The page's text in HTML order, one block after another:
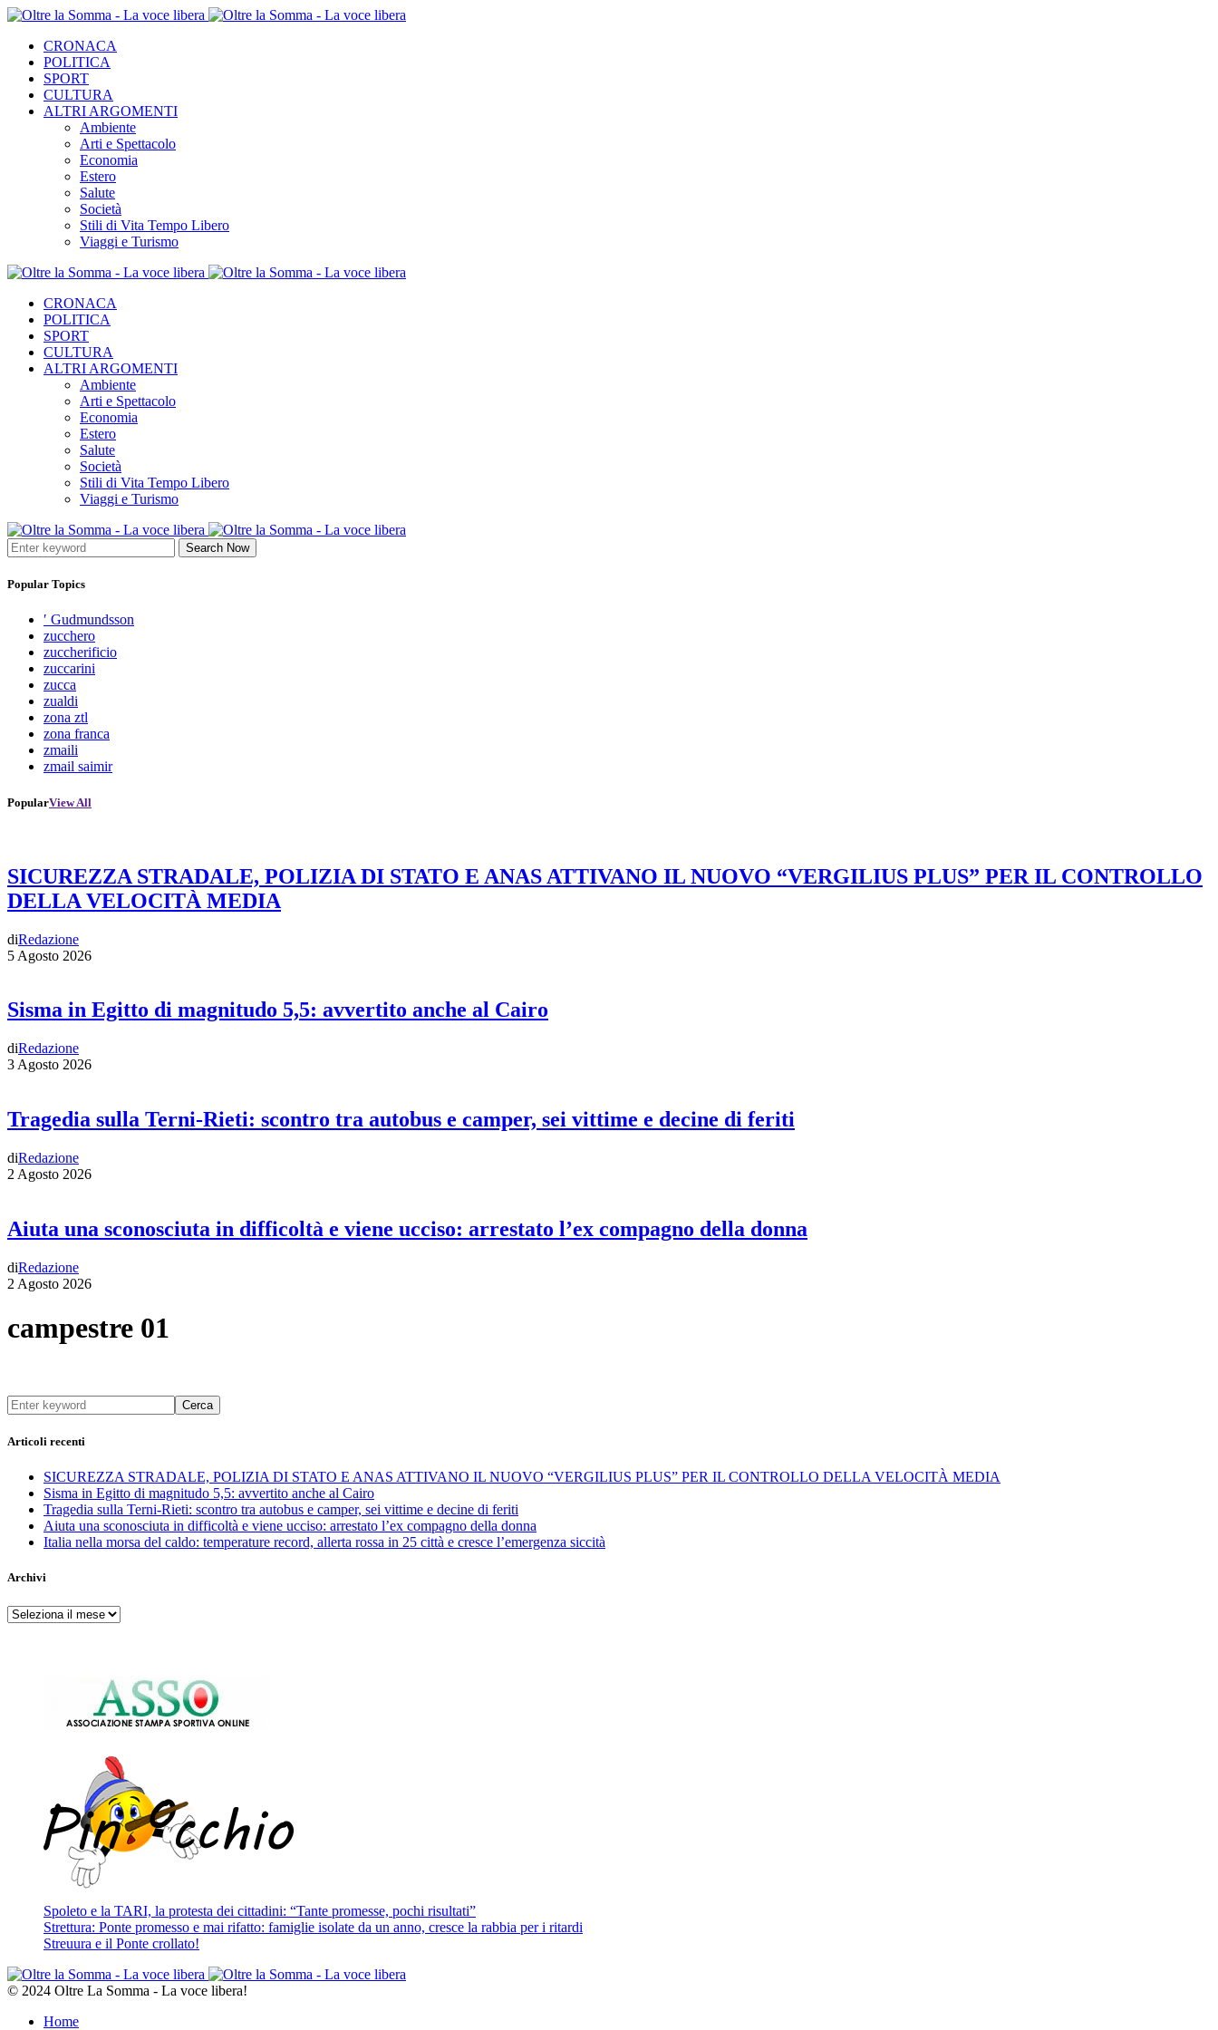
CRONACA
POLITICA
SPORT
CULTURA
ALTRI ARGOMENTI
Ambiente
Arti e Spettacolo
Economia
Estero
Salute
Società
Stili di Vita Tempo Libero
Viaggi e Turismo
CRONACA
POLITICA
SPORT
CULTURA
ALTRI ARGOMENTI
Ambiente
Arti e Spettacolo
Economia
Estero
Salute
Società
Stili di Vita Tempo Libero
Viaggi e Turismo
Search Now
Popular Topics
′ Gudmundsson
zucchero
zuccherificio
zuccarini
zucca
zualdi
zona ztl
zona franca
zmaili
zmail saimir
PopularView All
SICUREZZA STRADALE, POLIZIA DI STATO E ANAS ATTIVANO IL NUOVO “VERGILIUS PLUS” PER IL CONTROLLO
DELLA VELOCITÀ MEDIA
diRedazione
5 Agosto 2026
Sisma in Egitto di magnitudo 5,5: avvertito anche al Cairo
diRedazione
3 Agosto 2026
Tragedia sulla Terni-Rieti: scontro tra autobus e camper, sei vittime e decine di feriti
diRedazione
2 Agosto 2026
Aiuta una sconosciuta in difficoltà e viene ucciso: arrestato l’ex compagno della donna
diRedazione
2 Agosto 2026
campestre 01
Cerca
Articoli recenti
SICUREZZA STRADALE, POLIZIA DI STATO E ANAS ATTIVANO IL NUOVO “VERGILIUS PLUS” PER IL CONTROLLO DELLA VELOCITÀ MEDIA
Sisma in Egitto di magnitudo 5,5: avvertito anche al Cairo
Tragedia sulla Terni-Rieti: scontro tra autobus e camper, sei vittime e decine di feriti
Aiuta una sconosciuta in difficoltà e viene ucciso: arrestato l’ex compagno della donna
Italia nella morsa del caldo: temperature record, allerta rossa in 25 città e cresce l’emergenza siccità
Archivi
Archivi
Spoleto e la TARI, la protesta dei cittadini: “Tante promesse, pochi risultati”
Strettura: Ponte promesso e mai rifatto: famiglie isolate da un anno, cresce la rabbia per i ritardi
Streuura e il Ponte crollato!
© 2024 Oltre La Somma - La voce libera!
Home